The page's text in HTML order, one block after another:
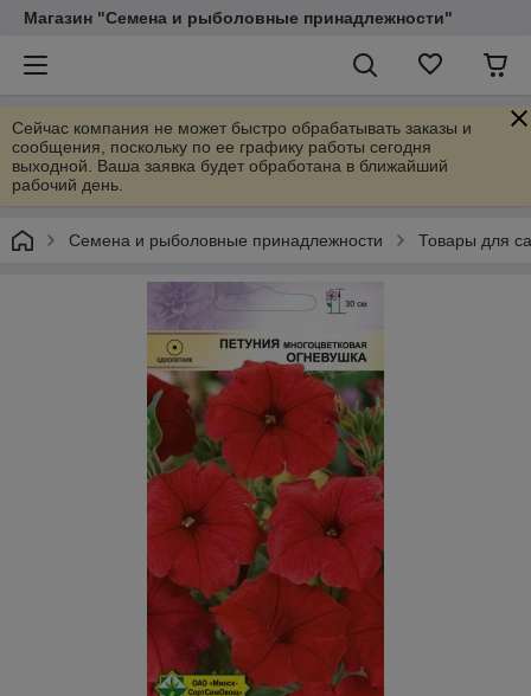
Магазин "Семена и рыболовные принадлежности"
Сейчас компания не может быстро обрабатывать заказы и
сообщения, поскольку по ее графику работы сегодня
выходной. Ваша заявка будет обработана в ближайший
рабочий день.
Семена и рыболовные принадлежности Товары для